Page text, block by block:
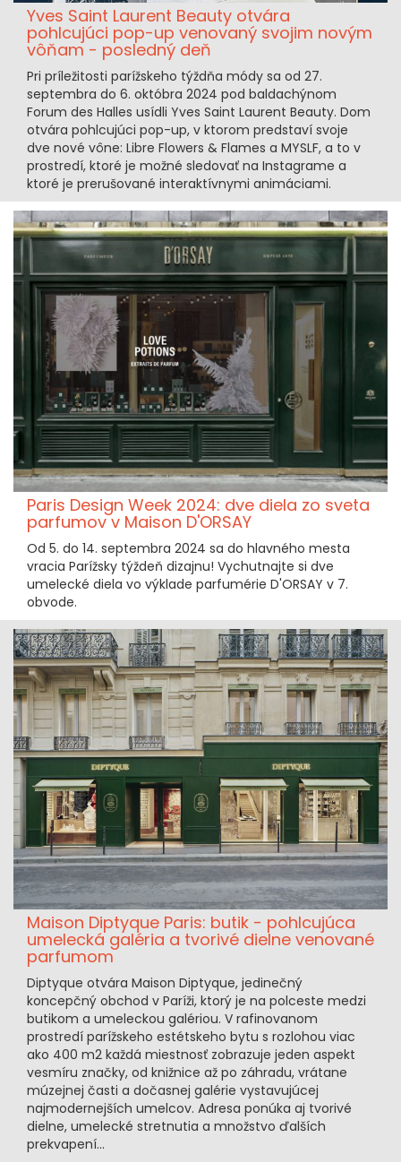
Yves Saint Laurent Beauty otvára
pohlcujúci pop-up venovaný svojim novým
vôňam - posledný deň
Pri príležitosti parížskeho týždňa módy sa od 27.
septembra do 6. októbra 2024 pod baldachýnom
Forum des Halles usídli Yves Saint Laurent Beauty. Dom
otvára pohlcujúci pop-up, v ktorom predstaví svoje
dve nové vône: Libre Flowers & Flames a MYSLF, a to v
prostredí, ktoré je možné sledovať na Instagrame a
ktoré je prerušované interaktívnymi animáciami.
Paris Design Week 2024: dve diela zo sveta
parfumov v Maison D'ORSAY
Od 5. do 14. septembra 2024 sa do hlavného mesta
vracia Parížsky týždeň dizajnu! Vychutnajte si dve
umelecké diela vo výklade parfumérie D'ORSAY v 7.
obvode.
Maison Diptyque Paris: butik - pohlcujúca
umelecká galéria a tvorivé dielne venované
parfumom
Diptyque otvára Maison Diptyque, jedinečný
koncepčný obchod v Paríži, ktorý je na polceste medzi
butikom a umeleckou galériou. V rafinovanom
prostredí parížskeho estétskeho bytu s rozlohou viac
ako 400 m2 každá miestnosť zobrazuje jeden aspekt
vesmíru značky, od knižnice až po záhradu, vrátane
múzejnej časti a dočasnej galérie vystavujúcej
najmodernejších umelcov. Adresa ponúka aj tvorivé
dielne, umelecké stretnutia a množstvo ďalších
prekvapení...